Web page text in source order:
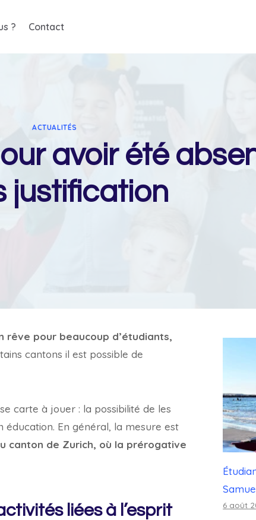
? Contact
ACTUALITÉS
avoir été
justification
rêve pour beaucoup d’étudiants,
cantons il est possible de
carte à jouer : la possibilité de les
éducation. En général, la mesure est
canton de Zurich, où la prérogative
liées à l’esprit
6 août